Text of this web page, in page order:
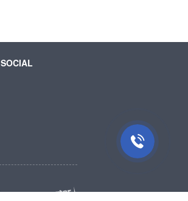
SOCIAL